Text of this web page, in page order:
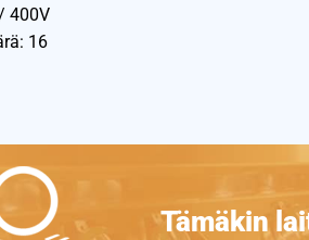
400V
16
Tämäkin